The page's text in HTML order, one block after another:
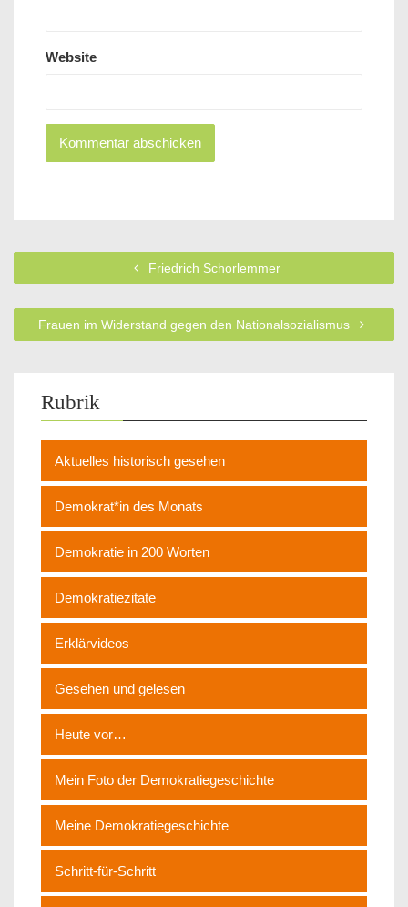
Website
Friedrich Schorlemmer
Frauen im Widerstand gegen den Nationalsozialismus
Rubrik
Aktuelles historisch gesehen
Demokrat*in des Monats
Demokratie in 200 Worten
Demokratiezitate
Erklärvideos
Gesehen und gelesen
Heute vor…
Mein Foto der Demokratiegeschichte
Meine Demokratiegeschichte
Schritt-für-Schritt